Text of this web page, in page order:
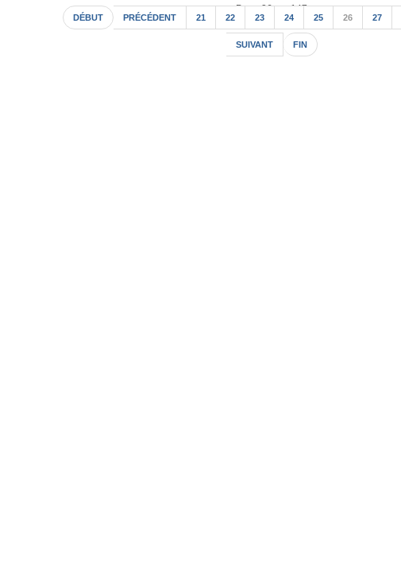
Page 26 sur 147
DÉBUT PRÉCÉDENT 21 22 23 24 25 26 27
SUIVANT FIN